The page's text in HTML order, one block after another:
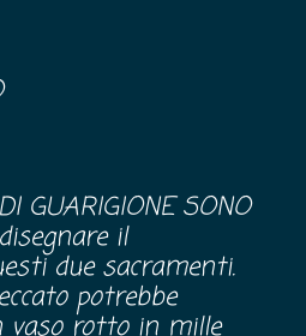
GUARIGIONE SONO
il
due sacramenti.
potrebbe
vaso rotto in mille